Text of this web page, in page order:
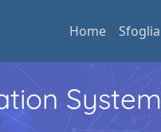
Home Sfoglia
System